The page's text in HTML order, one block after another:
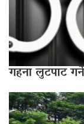
गहना लुटपाट